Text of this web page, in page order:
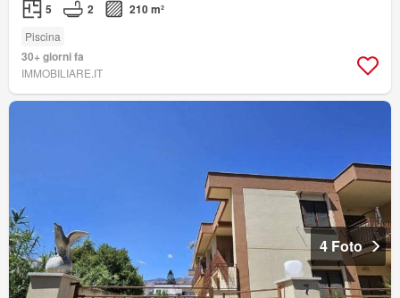
5 2 210 m²
Piscina
30+ giorni fa
IMMOBILIARE.IT
4 Foto